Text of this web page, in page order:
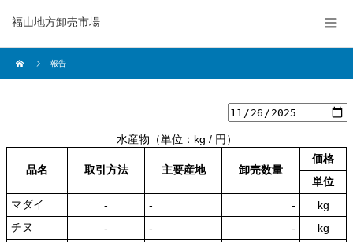
福山地方卸売市場
報告
水産物 （単位：kg / 円）
品名 取引方法 主要産地 卸売数量
価格
単位
マダイ
‐ ‐ ‐
kg
チヌ
‐ ‐ ‐
kg